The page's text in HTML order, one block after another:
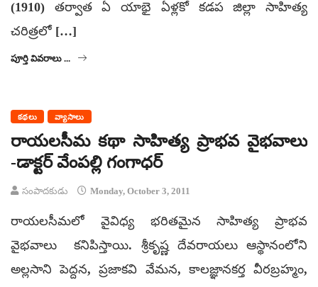
(1910) తర్వాత ఏ యాభై ఏళ్లకో కడప జిల్లా సాహిత్య
చరిత్రలో […]
పూర్తి వివరాలు ...
కథలు వ్యాసాలు
రాయలసీమ కథా సాహిత్య ప్రాభవ వైభవాలు
-డాక్టర్ వేంపల్లి గంగాధర్
సంపాదకుడు Monday, October 3, 2011
రాయలసీమలో వైవిధ్య భరితమైన సాహిత్య ప్రాభవ
వైభవాలు కనిపిస్తాయి. శ్రీకృష్ణ దేవరాయలు ఆస్థానంలోని
అల్లసాని పెద్దన, ప్రజాకవి వేమన, కాలజ్ఞానకర్త వీరబ్రహ్మం,